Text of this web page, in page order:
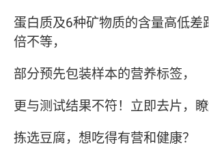
蛋白质及6种矿物质的含量高低差
倍不等，
部分预先包装样本的营养标签，
更与测试结果不符！立即去片，瞭
拣选豆腐，想吃得有营和健康？